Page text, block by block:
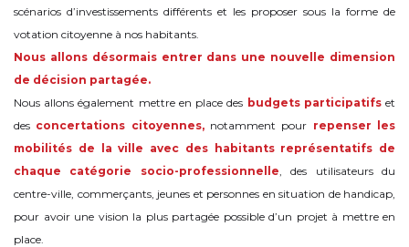
scénarios d’investissements différents et les proposer sous la forme de
votation citoyenne à nos habitants.
Nous allons désormais entrer dans une nouvelle dimension
de décision partagée.
Nous allons également mettre en place des budgets participatifset
des concertations citoyennes, notamment pour repenser les
mobilités de la ville avec des habitants représentatifs de
chaque catégorie socio-professionnelle , des utilisateurs du
centre-ville, commerçants, jeunes et personnes en situation de handicap,
pour avoir une vision la plus partagée possible d’un projet à mettre en
place.